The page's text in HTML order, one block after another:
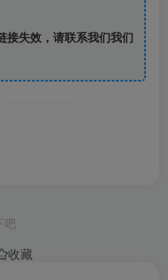
接失效，请联系我们我们
吧
收藏